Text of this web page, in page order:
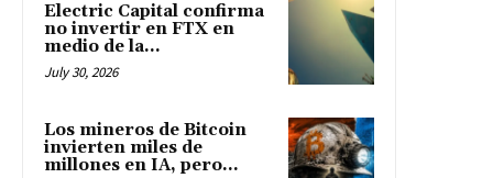
Electric Capital confirma
no invertir en FTX en
medio de la...
July 30, 2026
Los mineros de Bitcoin
invierten miles de
millones en IA, pero...